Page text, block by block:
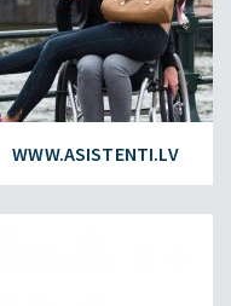
WWW.ASISTENTI.LV